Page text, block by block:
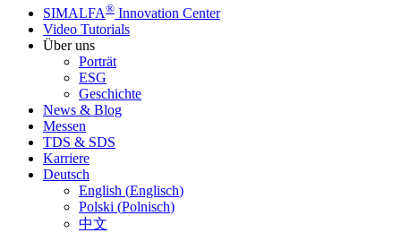
SIMALFA® Innovation Center
Video Tutorials
Über uns
Porträt
ESG
Geschichte
News & Blog
Messen
TDS & SDS
Karriere
Deutsch
English (Englisch)
Polski (Polnisch)
中文